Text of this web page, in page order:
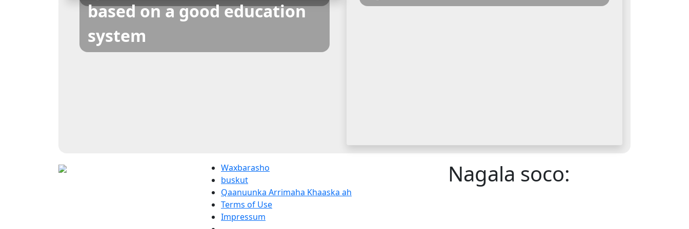
based on a good education
system
Waxbarasho
buskut
Qaanuunka Arrimaha Khaaska ah
Terms of Use
Impressum
Nagala soco: